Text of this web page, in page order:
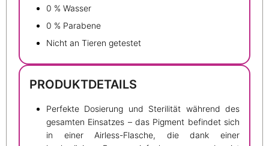
0 % Wasser
0 % Parabene
Nicht an Tieren getestet
PRODUKTDETAILS
Perfekte Dosierung und Sterilität während des
gesamten Einsatzes – das Pigment befindet sich
in einer Airless-Flasche, die dank einer